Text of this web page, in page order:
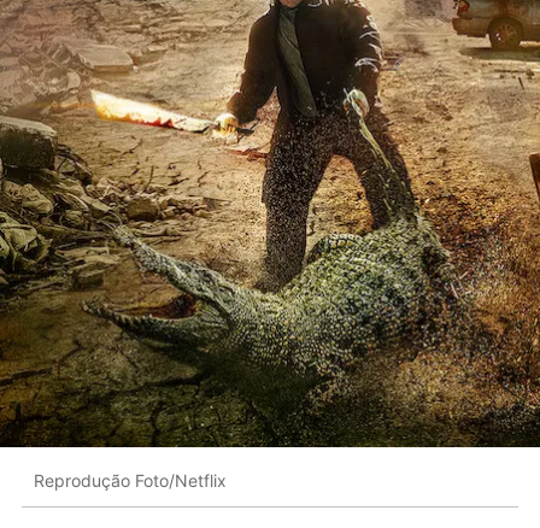
Reprodução Foto/Netflix